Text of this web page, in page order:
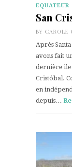
EQUATEUR
San
BY CAROLE
Après
avons fait
dernière ile
Cristóbal.
en
depuis…